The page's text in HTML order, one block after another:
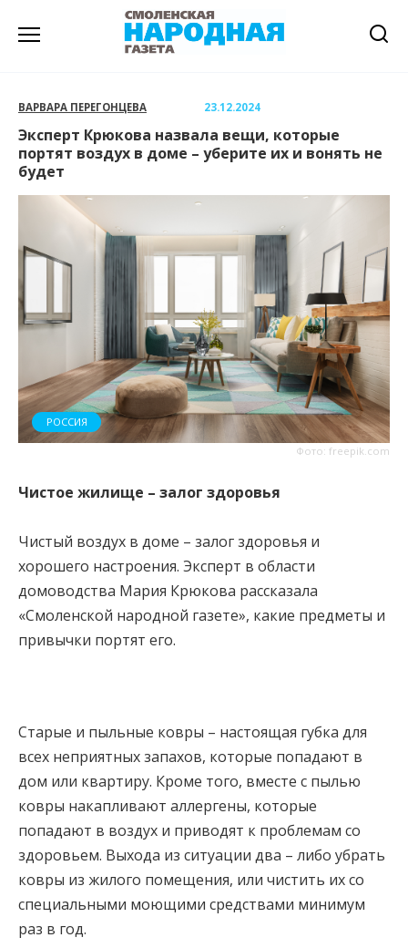
ВАРВАРА ПЕРЕГОНЦЕВА 23.12.2024
Эксперт Крюкова назвала вещи, которые
портят воздух в доме – уберите их и вонять не
будет
Фото: freepik.com
РОССИЯ
Чистое жилище – залог здоровья
Чистый воздух в доме – залог здоровья и
хорошего настроения. Эксперт в области
домоводства Мария Крюкова рассказала
«Смоленской народной газете», какие предметы и
привычки портят его.
Старые и пыльные ковры – настоящая губка для
всех неприятных запахов, которые попадают в
дом или квартиру. Кроме того, вместе с пылью
ковры накапливают аллергены, которые
попадают в воздух и приводят к проблемам со
здоровьем. Выхода из ситуации два – либо убрать
ковры из жилого помещения, или чистить их со
специальными моющими средствами минимум
раз в год.